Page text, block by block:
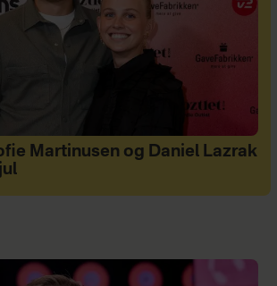
Martinusen og Daniel Lazrak